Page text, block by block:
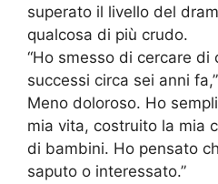
superato il livello del
qualcosa di più crudo.
“Ho smesso di cercare di
successi circa sei anni
Meno doloroso. Ho
mia vita, costruito la mia
di bambini. Ho pensato
saputo o interessato.”